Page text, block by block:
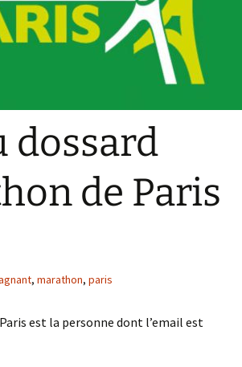
dossard
de Paris
, marathon, paris
est la personne dont l’email est